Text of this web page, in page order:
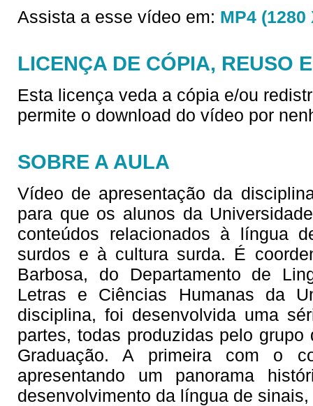
Assista a esse vídeo em: MP4 (1280
LICENÇA DE CÓPIA, REUSO
Esta licença veda a cópia e/ou
permite o download do vídeo por
SOBRE A AULA
Vídeo de apresentação da
para que os alunos da
conteúdos relacionados à língua
surdos e à cultura surda. É
Barbosa, do Departamento de
Letras e Ciências Humanas da
disciplina, foi desenvolvida uma
partes, todas produzidas pelo
Graduação. A primeira com o
apresentando um panorama
desenvolvimento da língua de